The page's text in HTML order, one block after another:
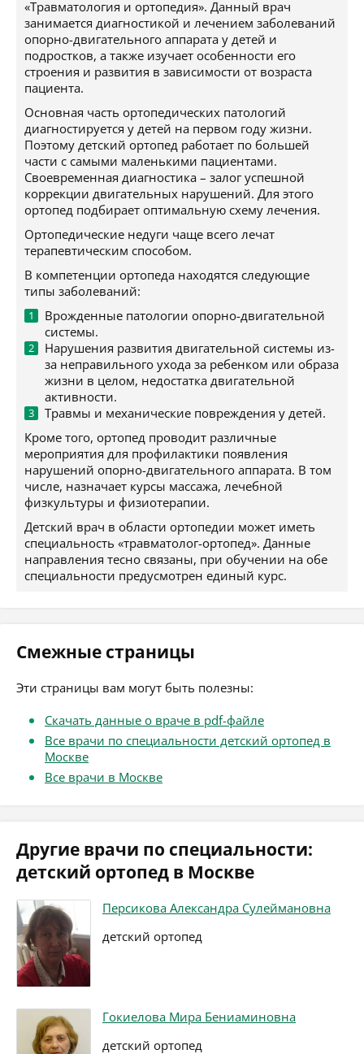
«Травматология и ортопедия». Данный врач
занимается диагностикой и лечением заболеваний
опорно-двигательного аппарата у детей и
подростков, а также изучает особенности его
строения и развития в зависимости от возраста
пациента.
Основная часть ортопедических патологий
диагностируется у детей на первом году жизни.
Поэтому детский ортопед работает по большей
части с самыми маленькими пациентами.
Своевременная диагностика – залог успешной
коррекции двигательных нарушений. Для этого
ортопед подбирает оптимальную схему лечения.
Ортопедические недуги чаще всего лечат
терапевтическим способом.
В компетенции ортопеда находятся следующие
типы заболеваний:
Врожденные патологии опорно-двигательной
системы.
Нарушения развития двигательной системы из-
за неправильного ухода за ребенком или образа
жизни в целом, недостатка двигательной
активности.
Травмы и механические повреждения у детей.
Кроме того, ортопед проводит различные
мероприятия для профилактики появления
нарушений опорно-двигательного аппарата. В том
числе, назначает курсы массажа, лечебной
физкультуры и физиотерапии.
Детский врач в области ортопедии может иметь
специальность «травматолог-ортопед». Данные
направления тесно связаны, при обучении на обе
специальности предусмотрен единый курс.
Смежные страницы
Эти страницы вам могут быть полезны:
Скачать данные о враче в pdf-файле
Все врачи по специальности детский ортопед в
Москве
Все врачи в Москве
Другие врачи по специальности:
детский ортопед в Москве
Персикова Александра Сулеймановна
детский ортопед
Гокиелова Мира Бениаминовна
детский ортопед